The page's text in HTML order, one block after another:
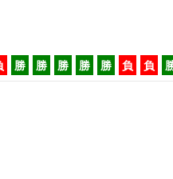
勝 勝 勝 勝 勝 負 負